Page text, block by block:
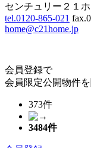
センチュリー２１
tel.0120-865-021
home@c21home.jp
会員登録で
会員限定公開物件
373件
3484件